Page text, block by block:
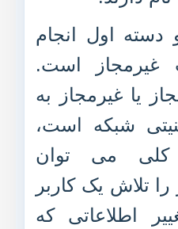
دسته اول انجام
غیرمجاز است.
یا غیرمجاز به
شبکه است،
کلی می توان
تلاش یک کاربر
اطلاعاتی که